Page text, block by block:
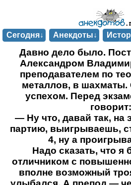
Сегодня↓ Анекдоты↓
Давно дело было.
Александром
преподавателем по
металлов, в
успехом. Перед
говорит:
— Ну что, давай так, на
партию, выигрываешь,
4, ну а
Надо сказать, что
отличником с
вполне возможный